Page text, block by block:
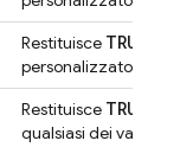
Restituisce TRUE
personalizzato
Restituisce TRUE
qualsiasi dei valori